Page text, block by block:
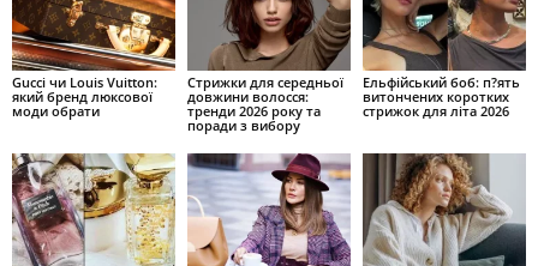
Gucci чи Louis Vuitton:
який бренд люксової
моди обрати
Стрижки для середньої
довжини волосся:
тренди 2026 року та
поради з вибору
Ельфійський боб: п?ять
витончених коротких
стрижок для літа 2026